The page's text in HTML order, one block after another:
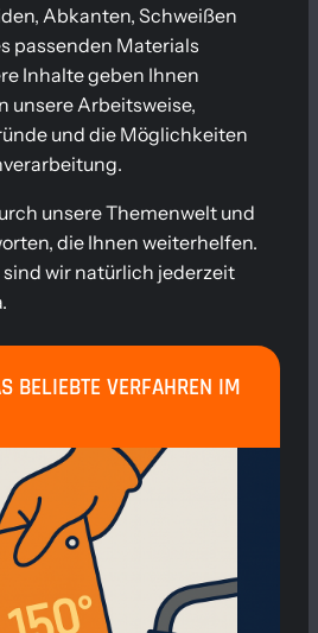
Abkanten, Schweißen
passenden Materials
Inhalte geben Ihnen
unsere Arbeitsweise,
und die Möglichkeiten
unsere Themenwelt und
die Ihnen weiterhelfen.
wir natürlich jederzeit
BELIEBTE VERFAHREN IM